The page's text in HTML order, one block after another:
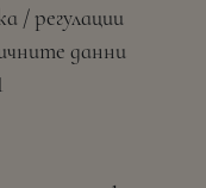
/ регулации
данни